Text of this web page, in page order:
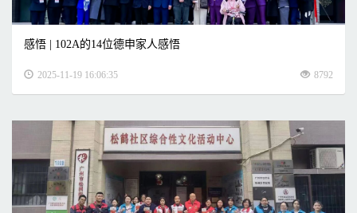
感悟 | 102A的14位德申家人感悟
2025-11-19 16:06:35 8792